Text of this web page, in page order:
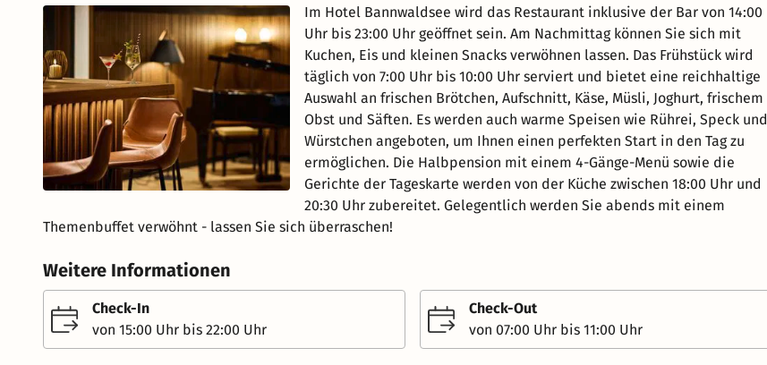
Im Hotel Bannwaldsee wird das Restaurant inklusive der Bar von 14:00
Uhr bis 23:00 Uhr geöffnet sein. Am Nachmittag können Sie sich mit
Kuchen, Eis und kleinen Snacks verwöhnen lassen. Das Frühstück wird
täglich von 7:00 Uhr bis 10:00 Uhr serviert und bietet eine reichhaltige
Auswahl an frischen Brötchen, Aufschnitt, Käse, Müsli, Joghurt, frischem
Obst und Säften. Es werden auch warme Speisen wie Rührei, Speck und
Würstchen angeboten, um Ihnen einen perfekten Start in den Tag zu
ermöglichen. Die Halbpension mit einem 4-Gänge-Menü sowie die
Gerichte der Tageskarte werden von der Küche zwischen 18:00 Uhr und
20:30 Uhr zubereitet. Gelegentlich werden Sie abends mit einem
Themenbuffet verwöhnt - lassen Sie sich überraschen!
Weitere Informationen
Check-In
von 15:00 Uhr bis 22:00 Uhr
Check-Out
von 07:00 Uhr bis 11:00 Uhr